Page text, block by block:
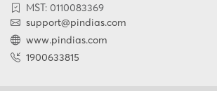
MST: 0110083369
support@pindias.com
www.pindias.com
1900633815